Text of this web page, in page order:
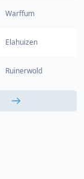
Warffum
Elahuizen
Ruinerwold